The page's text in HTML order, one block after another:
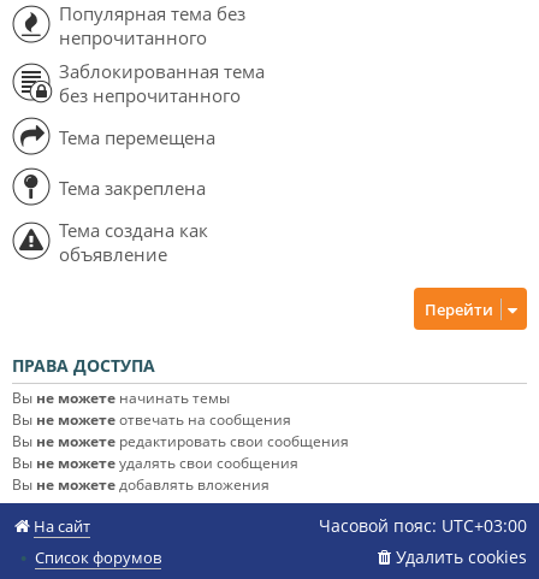
Популярная тема без
непрочитанного
Заблокированная тема
без непрочитанного
Тема перемещена
Тема закреплена
Тема создана как
объявление
Перейти
ПРАВА ДОСТУПА
Вы не можете начинать темы
Вы не можетеотвечать на сообщения
Вы не можете редактировать свои сообщения
Вы не можетеудалять свои сообщения
Вы не можетедобавлять вложения
На сайт
Список форумов
Часовой пояс: UTC+03:00
Удалить cookies